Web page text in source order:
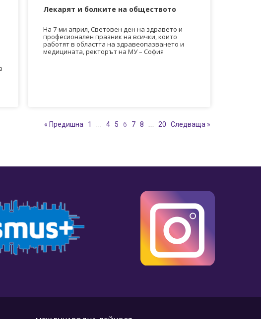
Лекарят и болките на обществото
На 7-ми април, Световен ден на здравето и
професионален празник на всички, които
работят в областта на здравеопазването и
медицината, ректорът на МУ – София
« Предишна 1 … 4 5 6 7 8 … 20 Следваща »